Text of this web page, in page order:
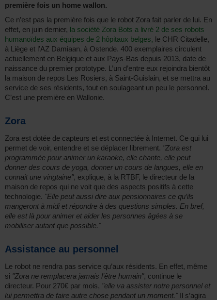
première fois un home wallon.
Ce n’est pas la première fois que le robot Zora fait parler de lui. En
effet, en juin dernier, la société Zora Bots a livré 2 de ses robots
humanoïdes aux équipes de 2 hôpitaux belges, le CHR Citadelle,
à Liège et l’AZ Damiaan, à Ostende. 400 exemplaires circulent
actuellement en Belgique et aux Pays-Bas depuis 2013, date de
naissance du premier prototype. L’un d’entre eux rejoindra bientôt
la maison de repos Les Rosiers, à Saint-Guislain, et se mettra au
service de ses résidents, tout en soulageant un peu le personnel.
C’est une première en Wallonie.
Zora
Zora est dotée de capteurs et est connectée à Internet. Ce qui lui
permet de voir, entendre et se déplacer librement. "Zora est
programmée pour animer un karaoke, elle chante, elle peut
donner des cours de yoga, donner un cours de langues, elle en
connait une vingtaine", explique, à la RTBF, le directeur de la
maison de repos qui ne voit que des aspects positifs à cette
technologie. "Elle peut aussi dire aux pensionnaires ce qu’ils
mangeront à midi et répondre à des questions simples. En bref,
elle est là pour animer et aider les personnes âgées à se
mobiliser autant que possible."
Assistance au personnel
Le robot ne rendra pas service qu’aux résidents. En effet, même
si "Zora ne remplacera jamais l’être humain", continue le
directeur. Pour 270€ par mois, "elle va assister notre personnel et
lui permettra de faire autre chose pendant un moment."Il s’agira